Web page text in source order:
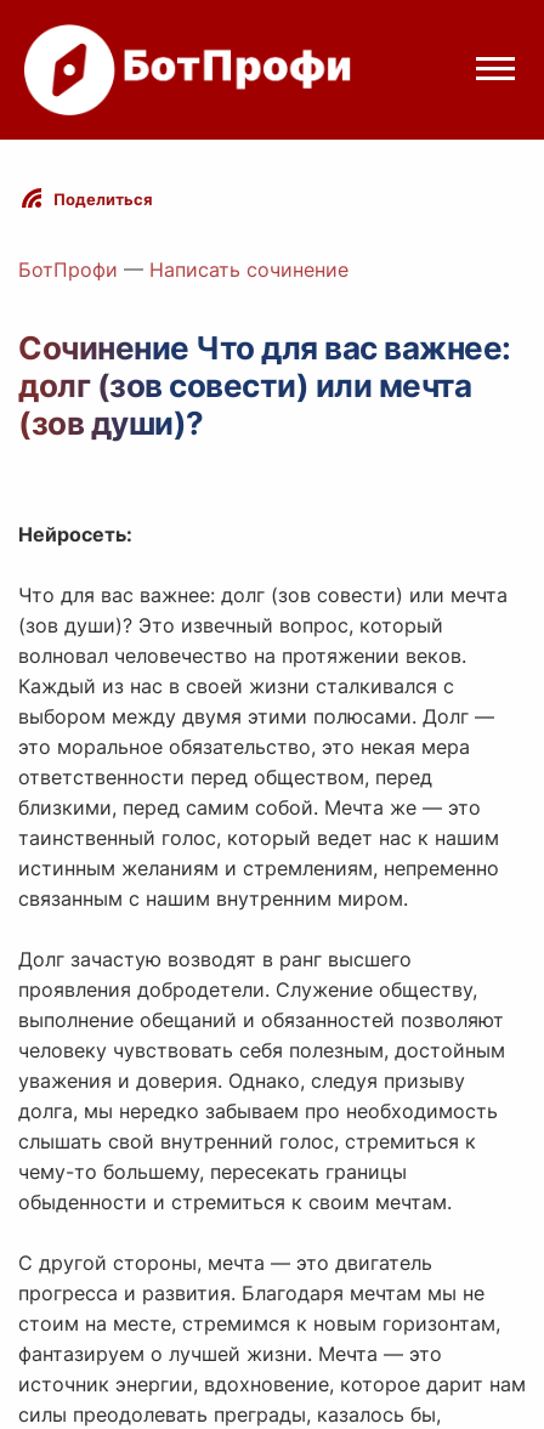
Режимы бота
Цены
Вход с Telegram
Поделиться
БотПрофи — Написать сочинение
Сочинение Что для вас важнее:
долг (зов совести) или мечта
(зов души)?
Нейросеть:
Что для вас важнее: долг (зов совести) или мечта
(зов души)? Это извечный вопрос, который
волновал человечество на протяжении веков.
Каждый из нас в своей жизни сталкивался с
выбором между двумя этими полюсами. Долг —
это моральное обязательство, это некая мера
ответственности перед обществом, перед
близкими, перед самим собой. Мечта же — это
таинственный голос, который ведет нас к нашим
истинным желаниям и стремлениям, непременно
связанным с нашим внутренним миром.
Долг зачастую возводят в ранг высшего
проявления добродетели. Служение обществу,
выполнение обещаний и обязанностей позволяют
человеку чувствовать себя полезным, достойным
уважения и доверия. Однако, следуя призыву
долга, мы нередко забываем про необходимость
слышать свой внутренний голос, стремиться к
чему-то большему, пересекать границы
обыденности и стремиться к своим мечтам.
С другой стороны, мечта — это двигатель
прогресса и развития. Благодаря мечтам мы не
стоим на месте, стремимся к новым горизонтам,
фантазируем о лучшей жизни. Мечта — это
источник энергии, вдохновение, которое дарит нам
силы преодолевать преграды, казалось бы,